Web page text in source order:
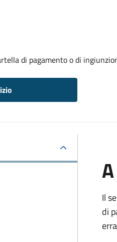
di pagamento o di
Il
di